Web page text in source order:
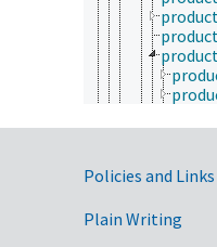
Policies and Links
Plain Writing